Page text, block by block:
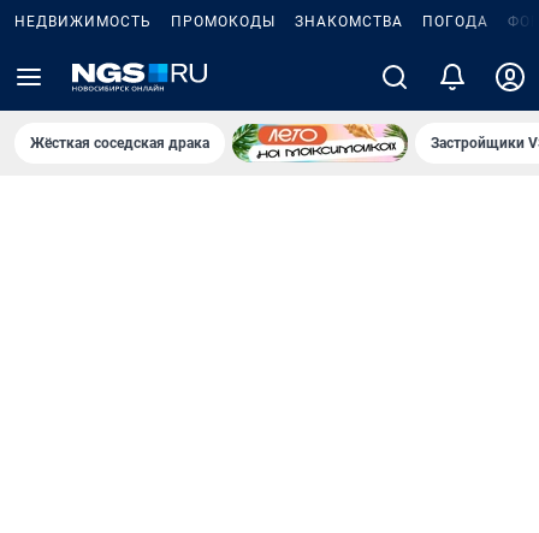
НЕДВИЖИМОСТЬ ПРОМОКОДЫ ЗНАКОМСТВА ПОГОДА
Жёсткая соседская драка Застройщики